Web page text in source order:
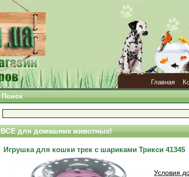
Главная
Поиск
ВСЕ для домашних животных!
Игрушка для кошки трек с шариками Трикси 41345
Условия